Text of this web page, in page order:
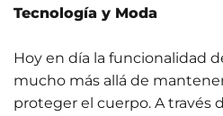
Tecnología y Moda
Hoy en día la funcionalidad
mucho más allá de
proteger el cuerpo. A través